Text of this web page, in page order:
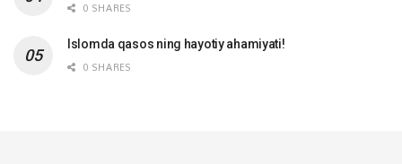
0 SHARES
Islomda qasos ning hayotiy ahamiyati!
0 SHARES